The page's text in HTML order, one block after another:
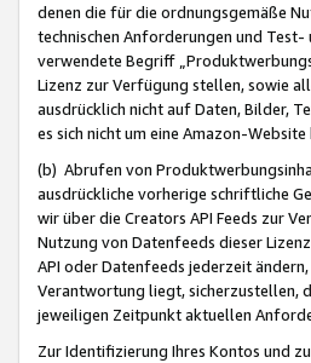
denen die für die ordnungsgemäße
technischen Anforderungen und Test-
verwendete Begriff
Lizenz zur Verfügung stellen, sowie
ausdrücklich nicht auf Daten, Bilder,
es sich nicht um eine Amazon-Website
(b) Abrufen von
ausdrückliche vorherige schriftliche
wir über die Creators API Feeds zur
Nutzung von Datenfeeds dieser
API oder Datenfeeds jederzeit
Verantwortung liegt, sicherzustellen,
jeweiligen Zeitpunkt aktuellen
Zur Identifizierung Ihres Kontos und